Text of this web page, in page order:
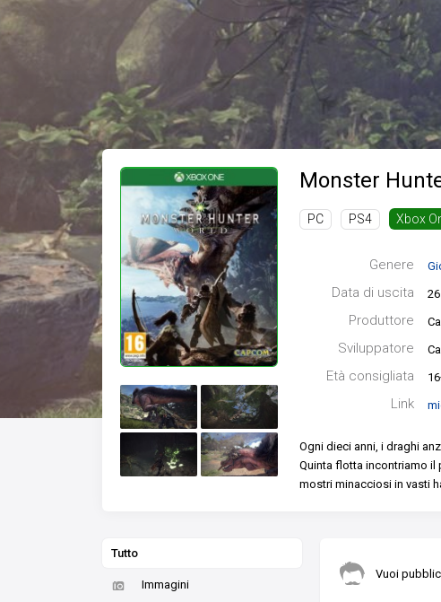
Monster
PC PS4 Xbox
Genere
Data di uscita
Produttore
Sviluppatore
Età consigliata
Link
Ogni dieci anni, i draghi
Quinta flotta incontriamo il
mostri minacciosi in vasti
Tutto
Immagini
Vuoi